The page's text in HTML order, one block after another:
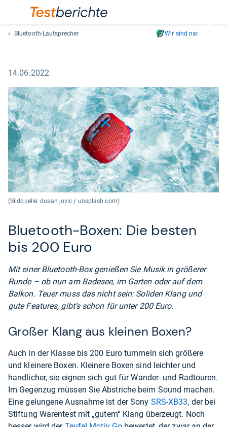
drei
Zeichen
ein.
und
lassen
sich
mit
Bluetooth-Lautsprecher Wir sind nachhaltig
14.06.2022
(Bildquelle: dusan jovic / unsplash.com)
Bluetooth-Boxen: Die besten
bis 200 Euro
Mit einer Bluetooth-Box genießen Sie Musik in größerer
Runde – ob nun am Badesee, im Garten oder auf dem
Balkon. Teuer muss das nicht sein: Soliden Klang und
gute Features, gibt’s schon für unter 200 Euro.
Großer Klang aus kleinen Boxen?
Auch in der Klasse bis 200 Euro tummeln sich größere
und kleinere Boxen. Kleinere Boxen sind leichter und
handlicher, sie eignen sich gut für Wander- und Radtouren.
Im Gegenzug müssen Sie Abstriche beim Sound machen.
Eine gelungene Ausnahme ist der Sony SRS-XB33, der bei
Stiftung Warentest mit „gutem“ Klang überzeugt. Noch